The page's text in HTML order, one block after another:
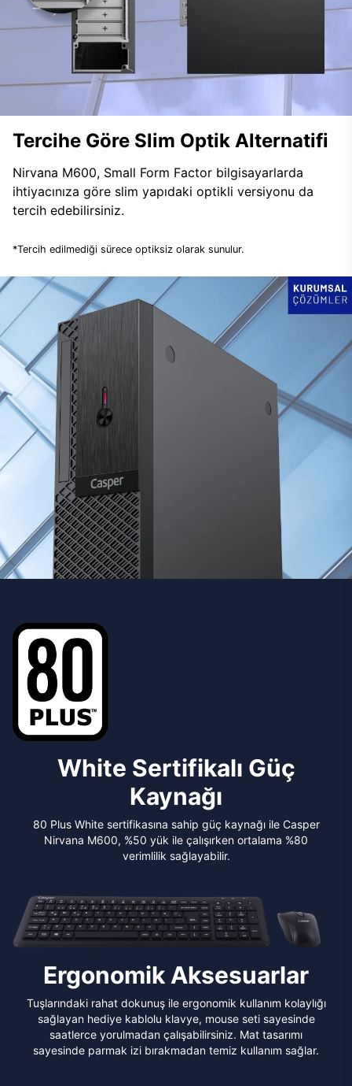
Tercihe Göre Slim Optik Alternatifi
Nirvana M600, Small Form Factor bilgisayarlarda
ihtiyacınıza göre slim yapıdaki optikli versiyonu da
tercih edebilirsiniz.
*Tercih edilmediği sürece optiksiz olarak sunulur.
White Sertifikalı Güç
Kaynağı
80 Plus White sertifikasına sahip güç kaynağı ile Casper
Nirvana M600, %50 yük ile çalışırken ortalama %80
verimlilik sağlayabilir.
Ergonomik Aksesuarlar
Tuşlarındaki rahat dokunuş ile ergonomik kullanım kolaylığı
sağlayan hediye kablolu klavye, mouse seti sayesinde
saatlerce yorulmadan çalışabilirsiniz. Mat tasarımı
sayesinde parmak izi bırakmadan temiz kullanım sağlar.